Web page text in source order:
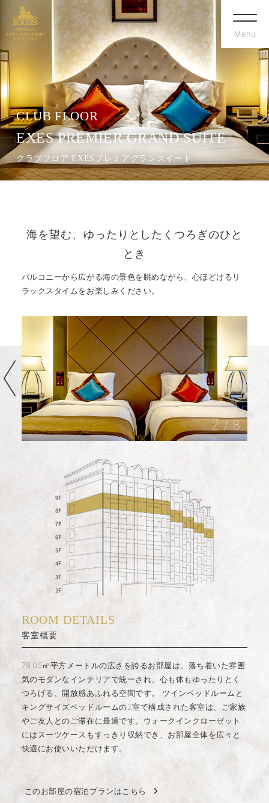
Menu
CLUB FLOOR
EXES PREMIER GRAND SUITE
クラブフロア EXESプレミアグランスイート
海を望む、ゆったりとしたくつろぎのひと
とき
バルコニーから広がる海の景色を眺めながら、心ほどけるリ
ラックスタイムをお楽しみください。
3/8
ROOM DETAILS
客室概要
78.05㎡平方メートルの広さを誇るお部屋は、落ち着いた雰囲
気のモダンなインテリアで統一され、心も体もゆったりとく
つろげる、開放感あふれる空間です。
ツインベッドルームと
キングサイズベッドルームの2室で構成された客室は、ご家族
やご友人とのご滞在に最適です。ウォークインクローゼット
にはスーツケースもすっきり収納でき、お部屋全体を広々と
快適にお使いいただけます。
このお部屋の宿泊プランはこちら